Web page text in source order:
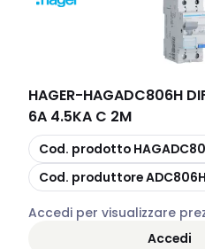
HAGER-HAGADC806H
6A 4.5KA C 2M
copia
Cod. prodotto
copia
Cod. produttoreADC806H
Accedi per visualizzare
Accedi